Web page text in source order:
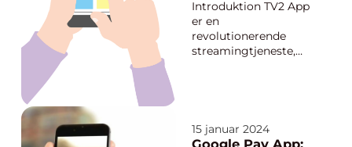
se
Introduktion TV2 App
er en
revolutionerende
streamingtjeneste,
ægte TV2-fan eller
blot nysgerrig efter at
15 januar 2024